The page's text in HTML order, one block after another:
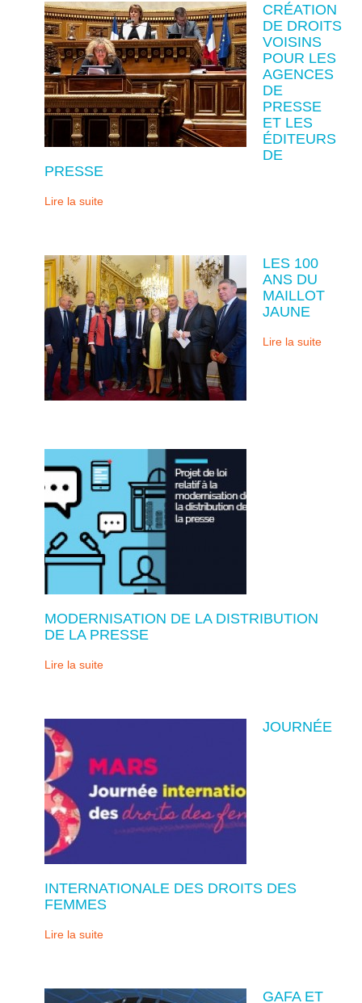
CRÉATION
DE DROITS
VOISINS
POUR LES
AGENCES
DE
PRESSE
ET LES
ÉDITEURS
DE
PRESSE
Lire la suite
LES 100
ANS DU
MAILLOT
JAUNE
Lire la suite
MODERNISATION DE LA DISTRIBUTION
DE LA PRESSE
Lire la suite
JOURNÉE
INTERNATIONALE DES DROITS DES
FEMMES
Lire la suite
GAFA ET